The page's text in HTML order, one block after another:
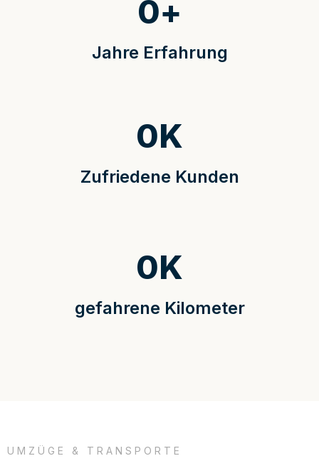
Jahre Erfahrung
0+
Zufriedene Kunden
0K
gefahrene Kilometer
0K
UMZÜGE & TRANSPORTE